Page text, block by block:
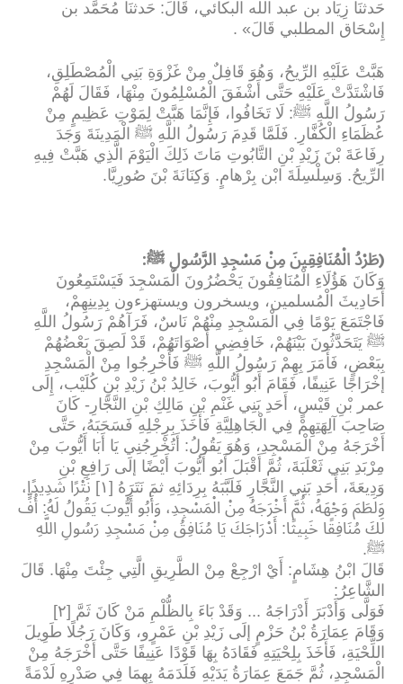
حَدثنَا زِيَاد بن عبد الله البكائي، قَالَ: حَدثنَا مُحَمَّد بن
إِسْحَاق المطلبي قَالَ» .
هَبَّتْ عَلَيْهِ الرِّيحُ، وَهُوَ قَافِلٌ مِنْ غَزْوَةِ بَنِي الْمُصْطَلِقِ،
فَاشْتَدَّتْ عَلَيْهِ حَتَّى أَشْفَقَ الْمُسْلِمُونَ مِنْهَا، فَقَالَ لَهُمْ
رَسُولُ اللَّهِ ﷺ: لَا تَخَافُوا، فَإِنَّمَا هَبَّتْ لِمَوْتِ عَظِيمٍ مِنْ
عُظَمَاءِ الْكُفَّارِ. فَلَمَّا قَدِمَ رَسُولُ اللَّهِ ﷺ الْمَدِينَةَ وَجَدَ
رِفَاعَةَ بْنَ زَيْدِ بْنِ التَّابُوتِ مَاتَ ذَلِكَ الْيَوْمَ الَّذِي هَبَّتْ فِيهِ
الرِّيحُ. وَسِلْسِلَةَ ابْن بِرْهامٍ. وَكِنَانَةَ بْنَ صُورِيَّا.
(طَرْدُ الْمُنَافِقِينَ مِنْ مَسْجِدِ الرَّسُولِ ﷺ:
وَكَانَ هَؤُلَاءِ الْمُنَافِقُونَ يَحْضُرُونَ الْمَسْجِدَ فَيَسْتَمِعُونَ
أَحَادِيثَ الْمُسلمين، ويسخرون ويستهزءون بِدِينِهِمْ،
فَاجْتَمَعَ يَوْمًا فِي الْمَسْجِدِ مِنْهُمْ نَاسٌ، فَرَآهُمْ رَسُولُ اللَّهِ
ﷺ يَتَحَدَّثُونَ بَيْنَهُمْ، خَافِضِي أَصْوَاتَهُمْ، قَدْ لَصِقَ بَعْضُهُمْ
بِبَعْضٍ، فَأَمَرَ بِهِمْ رَسُولُ اللَّهِ ﷺ فَأُخْرِجُوا مِنْ الْمَسْجِدِ
إخْرَاجًا عَنِيفًا، فَقَامَ أَبُو أَيُّوبَ، خَالِدُ بْنُ زَيْدِ بْنِ كُلَيْب، إِلَى
عمر بْنِ قَيْسٍ، أَحَدِ بَنِي غَنْمِ بْنِ مَالِكِ بْنِ النَّجَّارِ- كَانَ
صَاحِبَ آلِهَتِهِمْ فِي الْجَاهِلِيَّةِ فَأَخَذَ بِرِجْلِهِ فَسَحَبَهُ، حَتَّى
أَخْرَجَهُ مِنْ الْمَسْجِدِ، وَهُوَ يَقُولُ: أَتُخْرِجُنِي يَا أَبَا أَيُّوبَ مِنْ
مِرْبَدِ بَنِي ثَعْلَبَةَ، ثُمَّ أَقْبَلَ أَبُو أَيُّوبَ أَيْضًا إلَى رَافِعِ بْنِ
وَدِيعَةَ، أَحَدِ بَنِي النَّجَّارِ فَلَبَّبَهُ بِرِدَائِهِ ثمَ نَتَرَهُ [١] نَتْرًا شَدِيدًا،
وَلَطَمَ وَجْهَهُ، ثُمَّ أَخْرَجَهُ مِنْ الْمَسْجِدِ، وَأَبُو أَيُّوبَ يَقُولُ لَهُ: أُفٍّ
لَكَ مُنَافِقًا خَبِيثًا: أَدْرَاجَكَ يَا مُنَافِقُ مِنْ مَسْجِدِ رَسُولِ اللَّهِ
ﷺ.
قَالَ ابْنُ هِشَامٍ: أَيْ ارْجِعْ مِنْ الطَّرِيقِ الَّتِي جِئْتَ مِنْهَا. قَالَ
الشَّاعِرُ :
فَوَلَّى وَأَدْبَرَ أَدْرَاجَهُ ... وَقَدْ بَاءَ بِالظُّلْمِ مَنْ كَانَ ثَمَّ [٢]
وَقَامَ عِمَارَةُ بْنُ حَزْمٍ إلَى زَيْدِ بْنِ عَمْرٍو، وَكَانَ رَجُلًا طَوِيلَ
اللِّحْيَةِ، فَأَخَذَ بِلِحْيَتِهِ فَقَادَهُ بِهَا قَوْدًا عَنِيفًا حَتَّى أَخْرَجَهُ مِنْ
الْمَسْجِدِ، ثُمَّ جَمَعَ عِمَارَةُ يَدَيْهِ فَلَدَمَهُ بِهِمَا فِي صَدْرِهِ لَدْمَةً